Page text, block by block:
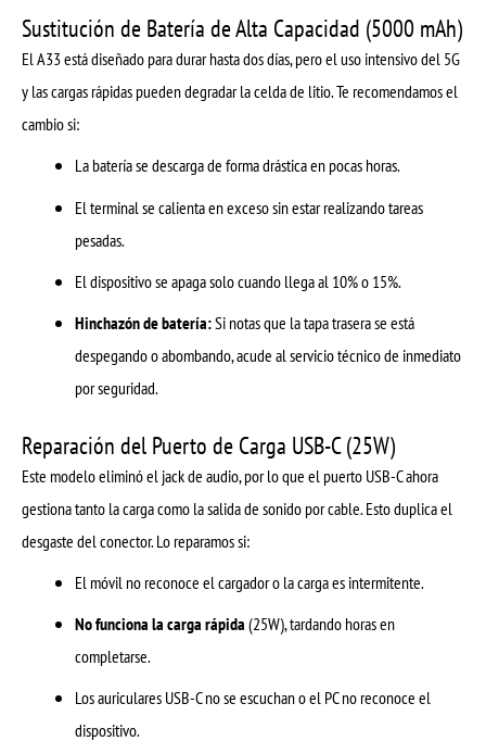
Sustitución de Batería de Alta Capacidad (5000 mAh)
El A33 está diseñado para durar hasta dos días, pero el uso intensivo del 5G
y las cargas rápidas pueden degradar la celda de litio. Te recomendamos el
cambio si:
La batería se descarga de forma drástica en pocas horas.
El terminal se calienta en exceso sin estar realizando tareas
pesadas.
El dispositivo se apaga solo cuando llega al 10% o 15%.
Hinchazón de batería:Si notas que la tapa trasera se está
despegando o abombando, acude al servicio técnico de inmediato
por seguridad.
Reparación del Puerto de Carga USB-C (25W)
Este modelo eliminó el jack de audio, por lo que el puerto USB-C ahora
gestiona tanto la carga como la salida de sonido por cable. Esto duplica el
desgaste del conector. Lo reparamos si:
El móvil no reconoce el cargador o la carga es intermitente.
No funciona la carga rápida(25W), tardando horas en
completarse.
Los auriculares USB-C no se escuchan o el PC no reconoce el
dispositivo.